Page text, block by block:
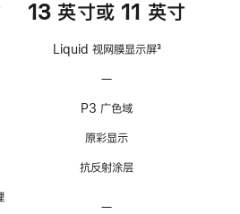
13 英寸或 11 英寸
Liquid 视网膜显示屏3
—
持
ProMotion
适
P3 广色域
原彩显示
抗反射涂层
—